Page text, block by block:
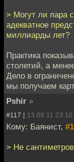
> Могут ли пара
адекватное
миллиарды лет?
Практика
столетий, а
Дело в
мы получаем
Pshir »
#117 | 13.09.11 23:10
Кому: Баянист,
> Не